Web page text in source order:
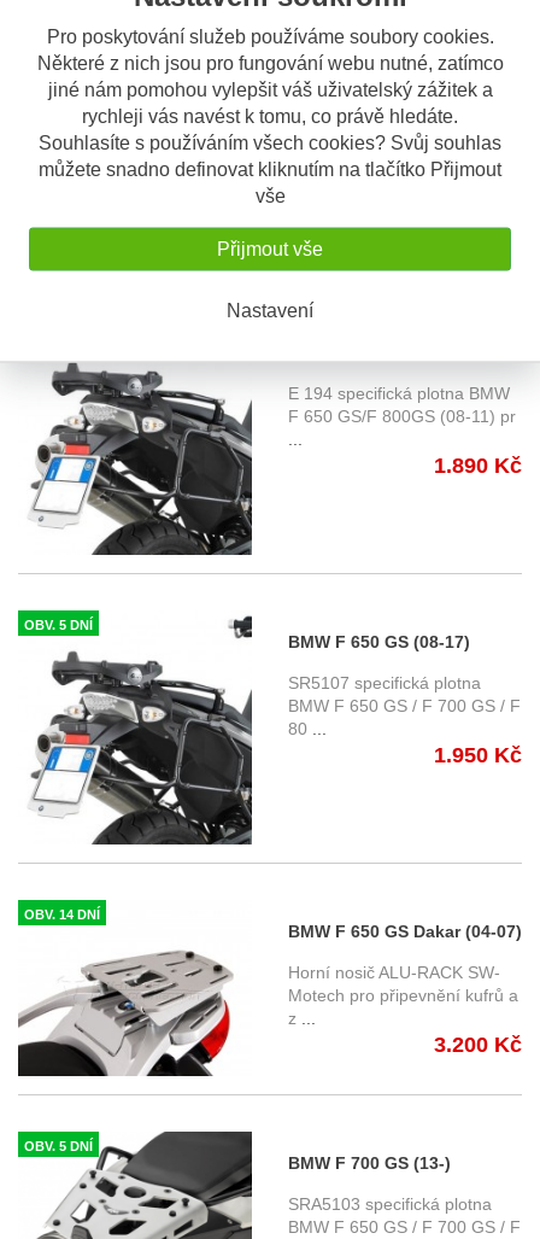
Pro poskytování služeb používáme soubory cookies.
Některé z nich jsou pro fungování webu nutné, zatímco
jiné nám pomohou vylepšit váš uživatelský zážitek a
rychleji vás navést k tomu, co právě hledáte.
Souhlasíte s používáním všech cookies? Svůj souhlas
můžete snadno definovat kliknutím na tlačítko Přijmout
vše
Přijmout vše
Nastavení
OBV. 5 DNÍ
BMW F 650 GS (08-)
specifická horní plotna Givi
SRA5103 , pro kufry GIVI
řady Monokey
SRA5103 specifická plotna
BMW F 650 GS / F 700 GS / F
8...
3.335 Kč
specifická horní plotna Givi
E194 , pro kufry GIVI řady
Monokey
E 194 specifická plotna BMW
F 650 GS/F 800GS (08-11) pr
1.890 Kč
OBV. 5 DNÍ
BMW F 650 GS (08-17)
specifická horní plotna Givi
SR5107 , pro kufry GIVI řady
Monokey
SR5107 specifická plotna
BMW F 650 GS / F 700 GS / F
80
1.950 Kč
OBV. 14 DNÍ
BMW F 650 GS Dakar (04-07)
- horní nosič ALU-RACK
SW-Motech
Horní nosič ALU-RACK SW-
Motech pro připevnění kufrů a
z
3.200 Kč
OBV. 5 DNÍ
BMW F 700 GS (13-)
specifická horní plotna Givi
SRA5103 , pro kufry GIVI
SRA5103 specifická plotna
BMW F 650 GS / F 700 GS / F